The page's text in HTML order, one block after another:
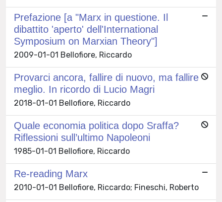
Prefazione [a "Marx in questione. Il
dibattito 'aperto' dell'International
Symposium on Marxian Theory"]
2009-01-01 Bellofiore, Riccardo
Provarci ancora, fallire di nuovo, ma fallire
meglio. In ricordo di Lucio Magri
2018-01-01 Bellofiore, Riccardo
Quale economia politica dopo Sraffa?
Riflessioni sull’ultimo Napoleoni
1985-01-01 Bellofiore, Riccardo
Re-reading Marx
2010-01-01 Bellofiore, Riccardo; Fineschi, Roberto